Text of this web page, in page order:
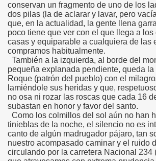
conservan un fragmento de uno de los
dos pilas (la de aclarar y lavar, pero
que, en la actualidad, la gente llena
poco tiene que ver con el que llega a los
casas y equiparable a cualquiera de las
compramos habitualmente.
También a la izquierda, al borde del
pequeña explanada pendiente, queda la
Roque (patrón del pueblo) con el
lamiéndole sus heridas y que,
no osa ni rozar las roscas que cada 16
subastan en honor y favor del santo.
Como los colmillos del sol aún no han
tinieblas de la noche, el silencio no es
canto de algún madrugador pájaro, tan
nuestro acompasado caminar y el ruido
circulando por la carretera Nacional 234